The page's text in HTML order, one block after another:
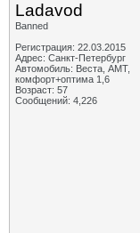
Ladavod
Banned
Регистрация: 22.03.2015
Адрес: Санкт-Петербург
Автомобиль: Веста, АМТ,
комфорт+оптима 1,6
Возраст: 57
Сообщений: 4,226